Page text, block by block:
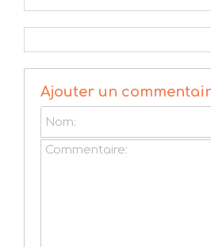
Ajouter un